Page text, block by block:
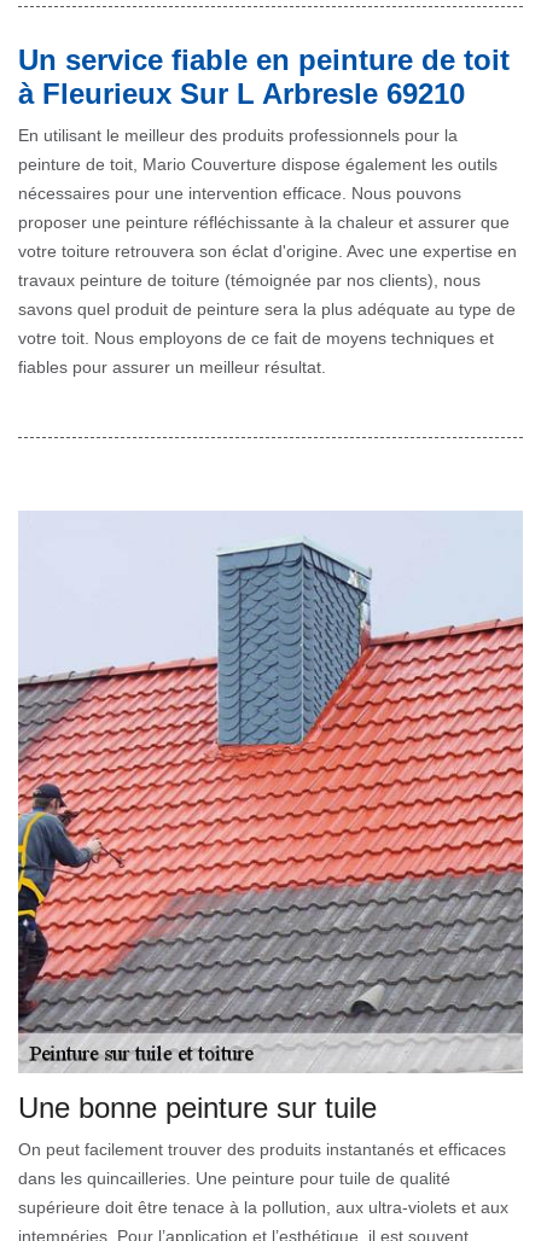
Un service fiable en peinture de toit
à Fleurieux Sur L Arbresle 69210
En utilisant le meilleur des produits professionnels pour la
peinture de toit, Mario Couverture dispose également les outils
nécessaires pour une intervention efficace. Nous pouvons
proposer une peinture réfléchissante à la chaleur et assurer que
votre toiture retrouvera son éclat d'origine. Avec une expertise en
travaux peinture de toiture (témoignée par nos clients), nous
savons quel produit de peinture sera la plus adéquate au type de
votre toit. Nous employons de ce fait de moyens techniques et
fiables pour assurer un meilleur résultat.
Une bonne peinture sur tuile
On peut facilement trouver des produits instantanés et efficaces
dans les quincailleries. Une peinture pour tuile de qualité
supérieure doit être tenace à la pollution, aux ultra-violets et aux
intempéries. Pour l’application et l’esthétique, il est souvent